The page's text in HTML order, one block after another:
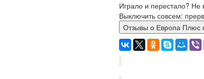
Играло и перестало?
Выключить совсем:
Отзывы о